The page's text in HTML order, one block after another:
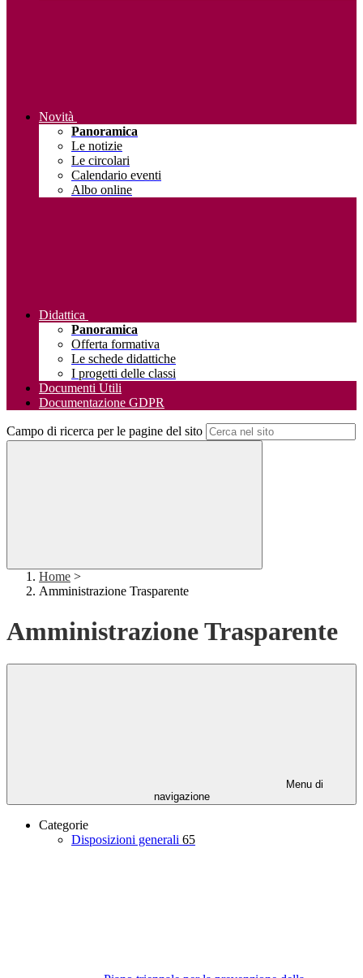
Novità
Panoramica
Le notizie
Le circolari
Calendario eventi
Albo online
Didattica
Panoramica
Offerta formativa
Le schede didattiche
I progetti delle classi
Documenti Utili
Documentazione GDPR
Campo di ricerca per le pagine del sito
Home >
Amministrazione Trasparente
Amministrazione Trasparente
Menu di
navigazione
Categorie
Disposizioni generali 65